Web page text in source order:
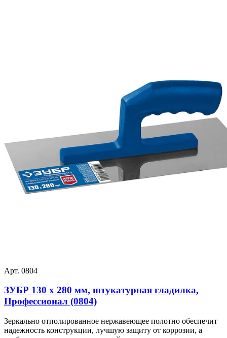
Арт. 0804
ЗУБР 130 х 280 мм, штукатурная гладилка,
Профессионал (0804)
Зеркально отполированное нержавеющее полотно обеспечит
надежность конструкции, лучшую защиту от коррозии, а